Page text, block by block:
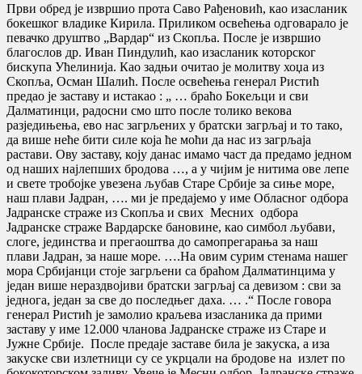
Први обред је извршио прота Саво Рађеновић, као изасланик
бокешког владике Кирила. Приликом освећења одговарало је
певачко друштво „Вардар“ из Скопља. После је извршио
благослов др. Иван Пиндулић, као изасланик которског
бискупа Ућелинија. Као задњи очитао је молитву хоџа из
Скопља, Осман Шалић. После освећења генерал Ристић
предао је заставу и истакао : „ … браћо Бокељци и сви
Далматинци, радосни смо што после толико векова
разједињења, ево нас загрљених у братски загрљај и то тако,
да више неће бити силе која ће моћи да нас из загрљаја
растави. Ову заставу, коју данас имамо част да предамо једном
од наших најлепших бродова …, а у чијим је нитима ове лепе
и свете тробојке увезена љубав Старе Србије за сиње море,
наш плави Јадран, …. ми је предајемо у име Обласног одбора
Јадранске страже из Скопља и свих Месних одбора
Јадранске страже Вардарске бановине, као симбол љубави,
слоге, јединства и прегаоштва до самопрегарања за наш
плави Јадран, за наше море. ….На овим сурим стенама нашег
мора Србијанци стоје загрљени са браћом Далматинцима у
један више нераздвојиви братски загрљај са девизом : сви за
једнога, један за све до последњег даха. … .“ После говора
генерал Ристић је замолио краљева изасланика да прими
заставу у име 12.000 чланова Јадранске страже из Старе и
Јужне Србије. После предаје заставе била је закуска, а иза
закуске сви излетници су се укрцали на бродове на излет по